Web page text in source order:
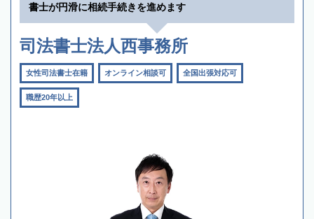
書士が円滑に相続手続きを進めます
司法書士法人西事務所
女性司法書士在籍 オンライン相談可 全国出張対応可
職歴20年以上